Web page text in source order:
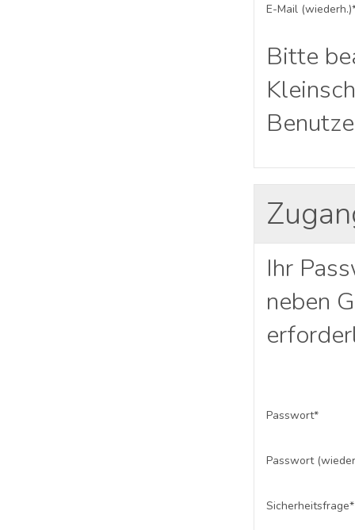
E-Mail
Bitte
Ihr
neben
Passwort*
Passwort
Sicherheitsfrage*